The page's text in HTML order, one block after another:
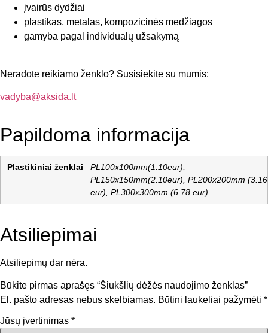
įvairūs dydžiai
plastikas, metalas, kompozicinės medžiagos
gamyba pagal individualų užsakymą
Neradote reikiamo ženklo? Susisiekite su mumis:
vadyba@aksida.lt
Papildoma informacija
Plastikiniai ženklai
PL100x100mm(1.10eur),
PL150x150mm(2.10eur), PL200x200mm (3.16
eur), PL300x300mm (6.78 eur)
Atsiliepimai
Atsiliepimų dar nėra.
Būkite pirmas aprašęs “Šiukšlių dėžės naudojimo ženklas”
El. pašto adresas nebus skelbiamas. Būtini laukeliai pažymėti *
Jūsų įvertinimas *